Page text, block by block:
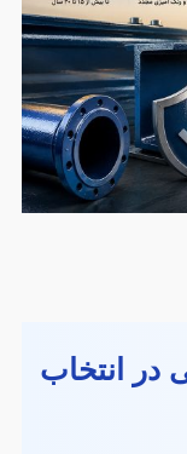
در انتخاب